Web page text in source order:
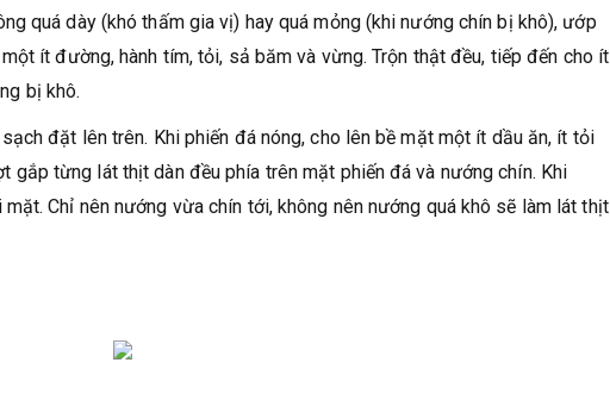
quá dày (khó thấm gia vị) hay quá mỏng (khi nướng chín bị khô), ướp
ít đường, hành tím, tỏi, sả băm và vừng. Trộn thật đều, tiếp đến cho ít
bị khô.
đặt lên trên. Khi phiến đá nóng, cho lên bề mặt một ít dầu ăn, ít tỏi
gắp từng lát thịt dàn đều phía trên mặt phiến đá và nướng chín. Khi
Chỉ nên nướng vừa chín tới, không nên nướng quá khô sẽ làm lát thịt